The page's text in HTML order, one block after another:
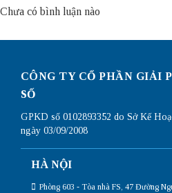
Chưa có bình luận nào
CÔNG TY CỔ PHẦN GIẢI
SỐ
GPKD số 0102893352 do Sở Kế
ngày 03/09/2008
HÀ NỘI
Phòng 603 - Tòa nhà FS, 47 Đường